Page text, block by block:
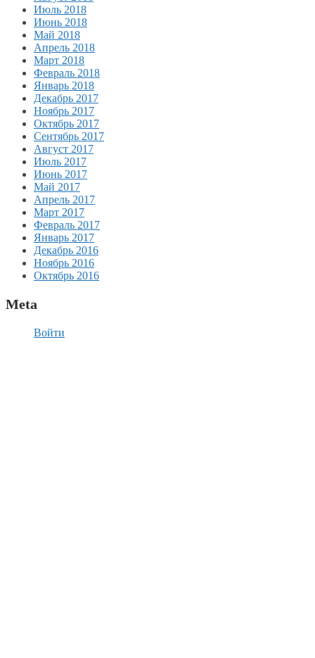
Июль 2018
Июнь 2018
Май 2018
Апрель 2018
Март 2018
Февраль 2018
Январь 2018
Декабрь 2017
Ноябрь 2017
Октябрь 2017
Сентябрь 2017
Август 2017
Июль 2017
Июнь 2017
Май 2017
Апрель 2017
Март 2017
Февраль 2017
Январь 2017
Декабрь 2016
Ноябрь 2016
Октябрь 2016
Meta
Войти